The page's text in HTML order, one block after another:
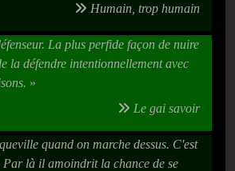
Humain, trop humain
La plus perfide façon de nuire
la défendre intentionnellement avec
»
Le gai savoir
quand on marche dessus. C'est
Par là il amoindrit la chance de se